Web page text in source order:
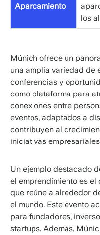
Aparcamiento
los
Múnich ofrece un
una amplia variedad de
conferencias y
como plataforma para
conexiones entre
eventos, adaptados a
contribuyen al
iniciativas
Un ejemplo destacado
el emprendimiento es el
que reúne a alrededor
el mundo. Este evento
para fundadores,
startups. Además,